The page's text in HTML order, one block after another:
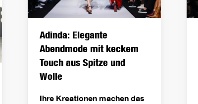
Adinda: Elegante
Abendmode mit keckem
Touch aus Spitze und
Wolle
Ihre Kreationen machen das